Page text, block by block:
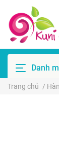
Danh
Trang chủ /